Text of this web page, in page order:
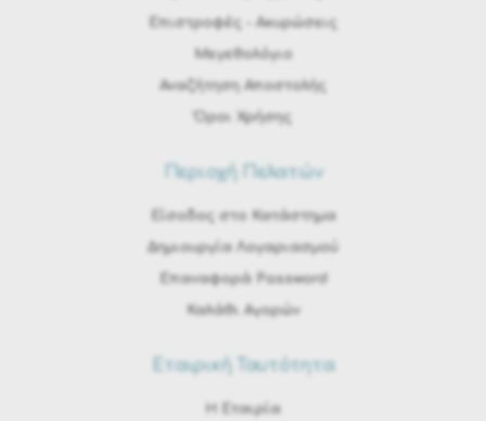
Eπιστροφές - Ακυρώσεις
Μεγεθολόγιο
Αναζήτηση Αποστολής
Όροι Χρήσης
Περιοχή Πελατών
Είσοδος στο Κατάστημα
Δημιουργία Λογαριασμού
Επαναφορά Password
Καλάθι Αγορών
Εταιρική Ταυτότητα
H Εταιρία